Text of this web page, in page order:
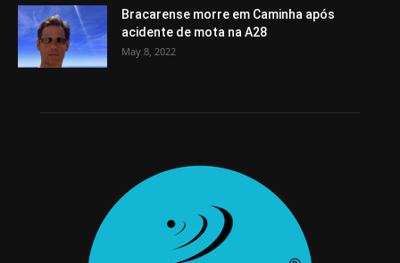
Bracarense morre em Caminha após
acidente de mota na A28
May 8, 2022